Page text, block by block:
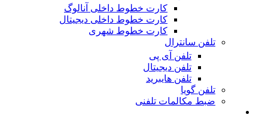
کارت خطوط داخلی آنالوگ
کارت خطوط داخلی دیجیتال
کارت خطوط شهری
تلفن سانترال
تلفن آی پی
تلفن دیجیتال
تلفن هایبرید
تلفن گویا
ضبط مکالمات تلفنی